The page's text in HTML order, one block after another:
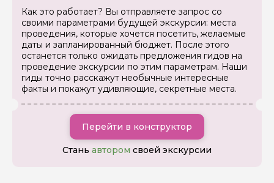
Как это работает? Вы отправляете запрос со
своими параметрами будущей экскурсии: места
проведения, которые хочется посетить, желаемые
даты и запланированный бюджет. После этого
останется только ожидать предложения гидов на
проведение экскурсии по этим параметрам. Наши
гиды точно расскажут необычные интересные
факты и покажут удивляющие, секретные места.
Перейти в конструктор
Стань автором своей экскурсии